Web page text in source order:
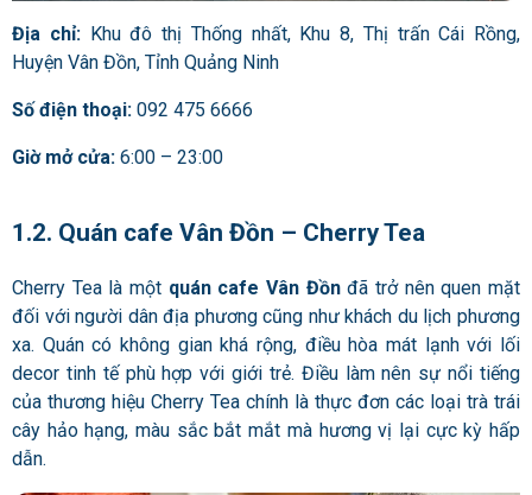
Địa chỉ: Khu đô thị Thống nhất, Khu 8, Thị trấn Cái Rồng,
Huyện Vân Đồn, Tỉnh Quảng Ninh
Số điện thoại: 092 475 6666
Giờ mở cửa: 6:00 – 23:00
1.2. Quán cafe Vân Đồn – Cherry Tea
Cherry Tea là một quán cafe Vân Đồnđã trở nên quen mặt
đối với người dân địa phương cũng như khách du lịch phương
xa. Quán có không gian khá rộng, điều hòa mát lạnh với lối
decor tinh tế phù hợp với giới trẻ. Điều làm nên sự nổi tiếng
của thương hiệu Cherry Tea chính là thực đơn các loại trà trái
cây hảo hạng, màu sắc bắt mắt mà hương vị lại cực kỳ hấp
dẫn.